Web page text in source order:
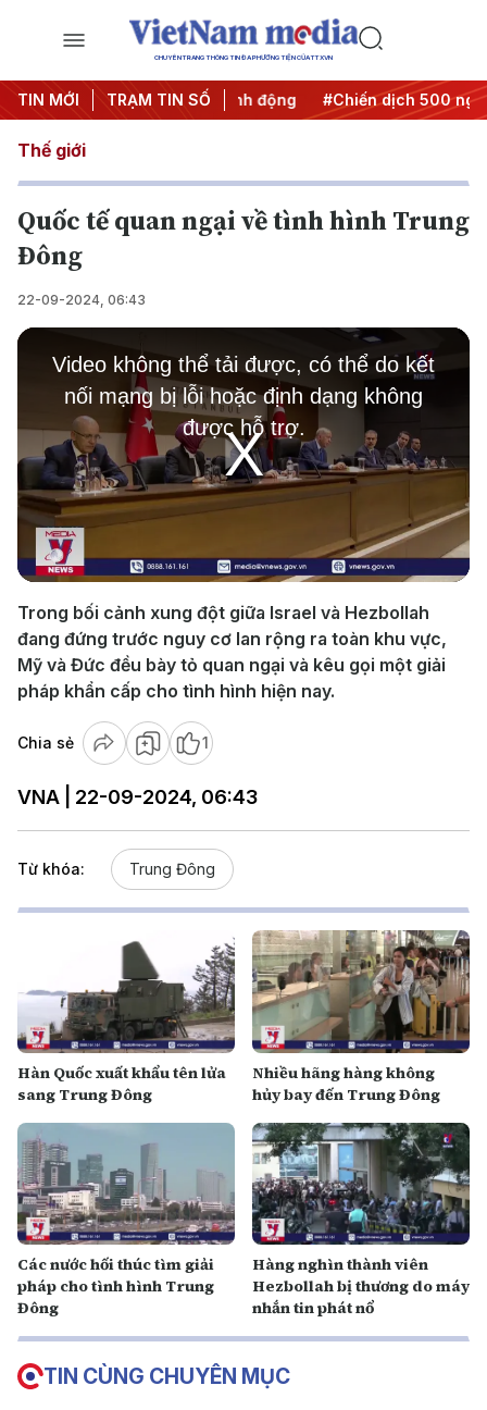
CHUYÊN TRANG THÔNG TIN ĐA PHƯƠNG TIỆN CỦA TTXVN
TIN MỚI TRẠM TIN SỐ
Nghị quyết thành hành động #Chiến dịch 500 ngày
Thế giới
Quốc tế quan ngại về tình hình Trung
Đông
22-09-2024, 06:43
Play
Video
This
window.
Video không thể tải được, có thể do kết
nối mạng bị lỗi hoặc định dạng không
được hỗ trợ.
Trong bối cảnh xung đột giữa Israel và Hezbollah
đang đứng trước nguy cơ lan rộng ra toàn khu vực,
Mỹ và Đức đều bày tỏ quan ngại và kêu gọi một giải
pháp khẩn cấp cho tình hình hiện nay.
Chia sẻ 1
VNA | 22-09-2024, 06:43
Từ khóa: Trung Đông
Hàn Quốc xuất khẩu tên lửa
sang Trung Đông
Nhiều hãng hàng không
hủy bay đến Trung Đông
Các nước hối thúc tìm giải
pháp cho tình hình Trung
Đông
Hàng nghìn thành viên
Hezbollah bị thương do máy
nhắn tin phát nổ
TIN CÙNG CHUYÊN MỤC